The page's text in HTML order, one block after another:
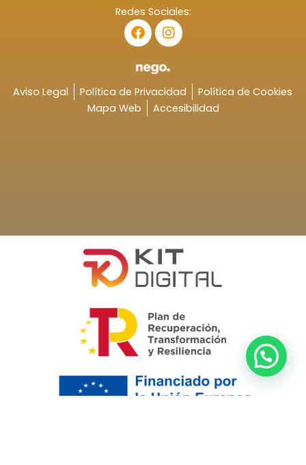
Redes Sociales:
F
a
c
e
o
o
I
n
s
t
g
r
Aviso Legal Política de Privacidad
Política de Cookies
Mapa Web
Accesibilidad